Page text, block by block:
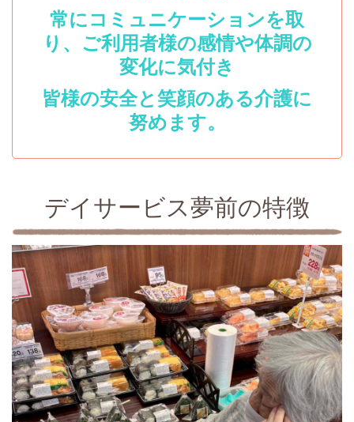
常にコミュニケーションを取
り、ご利用者様の感情や体調の
変化に気付き
皆様の安全と笑顔のある介護に
努めます。
デイサービス夢前の特徴